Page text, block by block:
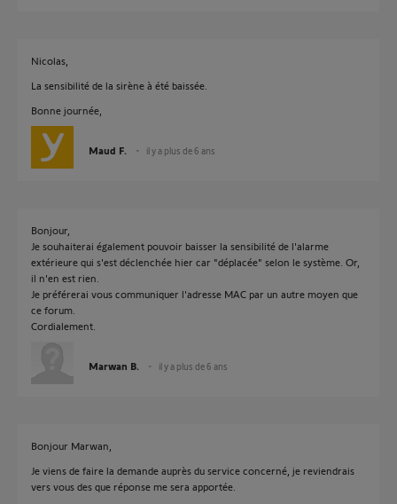
Nicolas,
La sensibilité de la sirène à été baissée.
Bonne journée,
Maud F. il y a plus de 6 ans
Bonjour,
Je souhaiterai également pouvoir baisser la sensibilité de l'alarme
extérieure qui s'est déclenchée hier car "déplacée" selon le système. Or,
il n'en est rien.
Je préférerai vous communiquer l'adresse MAC par un autre moyen que
ce forum.
Cordialement.
Marwan B. il y a plus de 6 ans
Bonjour Marwan,
Je viens de faire la demande auprès du service concerné, je reviendrais
vers vous des que réponse me sera apportée.